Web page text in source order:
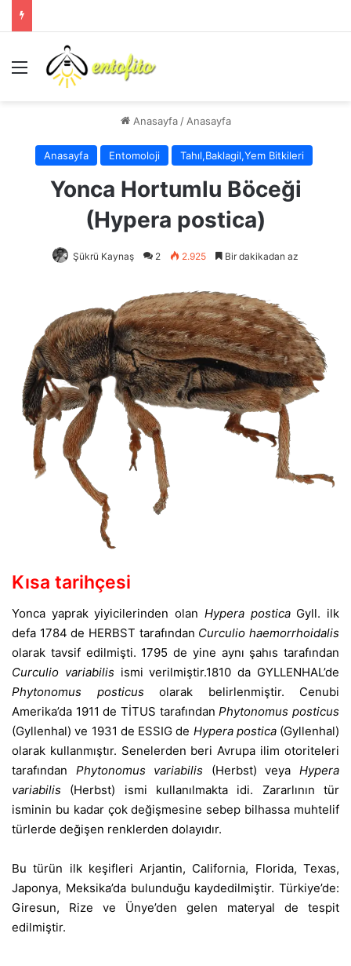
Menü
Anasayfa / Anasayfa
Anasayfa Entomoloji Tahıl,Baklagil,Yem Bitkileri
Yonca Hortumlu Böceği
(Hypera postica)
Şükrü Kaynaş 2 2.925 Bir dakikadan az
Kısa tarihçesi
Yonca yaprak yiyicilerinden olan Hypera posticaGyll. ilk
defa 1784 de HERBST tarafından Curculio haemorrhoidalis
olarak tavsif edilmişti. 1795 de yine aynı şahıs tarafından
Curculio variabilisismi verilmiştir.1810 da GYLLENHAL’de
Phytonomus posticusolarak belirlenmiştir. Cenubi
Amerika’da 1911 de TİTUS tarafındanPhytonomus posticus
(Gyllenhal) ve 1931 de ESSIG de Hypera postica(Gyllenhal)
olarak kullanmıştır. Senelerden beri Avrupa ilim otoriteleri
tarafından Phytonomus variabilis (Herbst) veyaHypera
variabilis (Herbst) ismi kullanılmakta idi. Zararlının tür
isminin bu kadar çok değişmesine sebep bilhassa muhtelif
türlerde değişen renklerden dolayıdır.
Bu türün ilk keşifleri Arjantin, California, Florida, Texas,
Japonya, Meksika’da bulunduğu kaydedilmiştir. Türkiye’de:
Giresun, Rize ve Ünye’den gelen materyal de tespit
edilmiştir.